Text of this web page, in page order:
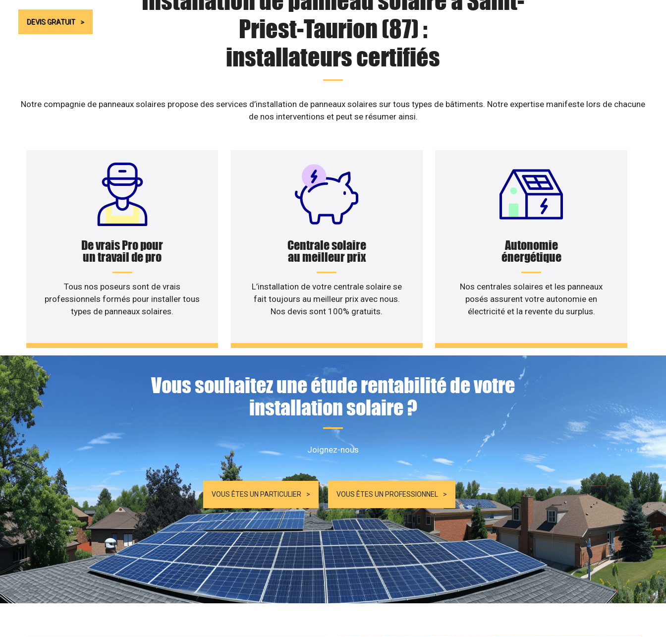
DEVIS GRATUIT
Priest-Taurion (87) :
installateurs certifiés
Notre compagnie de panneaux solaires propose des services d’installation de panneaux solaires sur tous types de bâtiments. Notre expertise manifeste lors de chacune
de nos interventions et peut se résumer ainsi.
De vrais Pro pour
un travail de pro
Tous nos poseurs sont de vrais
professionnels formés pour installer tous
types de panneaux solaires.
Centrale solaire
au meilleur prix
L’installation de votre centrale solaire se
fait toujours au meilleur prix avec nous.
Nos devis sont 100% gratuits.
Autonomie
énergétique
Nos centrales solaires et les panneaux
posés assurent votre autonomie en
électricité et la revente du surplus.
Vous souhaitez une étude rentabilité de votre
installation solaire ?
Joignez-nous
VOUS ÊTES UN PARTICULIER VOUS ÊTES UN PROFESSIONNEL